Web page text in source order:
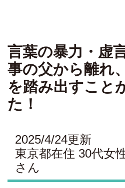
言葉の暴力・虚
事の父から離れ
を踏み出すこと
た！
2025/4/24更新
東京都在住 30代女
さん